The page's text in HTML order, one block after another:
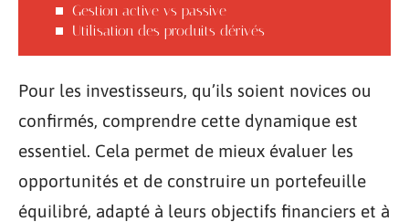
Gestion active vs passive
Utilisation des produits dérivés
Pour les investisseurs, qu’ils soient novices ou
confirmés, comprendre cette dynamique est
essentiel. Cela permet de mieux évaluer les
opportunités et de construire un portefeuille
équilibré, adapté à leurs objectifs financiers et à